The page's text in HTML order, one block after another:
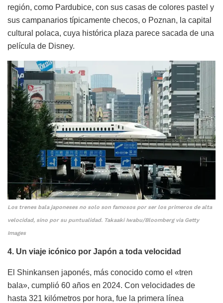
región, como Pardubice, con sus casas de colores pastel y
sus campanarios típicamente checos, o Poznan, la capital
cultural polaca, cuya histórica plaza parece sacada de una
película de Disney.
Los trenes bala japoneses no solo son famosos por ser los primeros de alta
velocidad, sino por su puntualidad. Takaaki Iwabu/Bloomberg via Getty
Images
4. Un viaje icónico por Japón a toda velocidad
El Shinkansen japonés, más conocido como el «tren
bala», cumplió 60 años en 2024. Con velocidades de
hasta 321 kilómetros por hora, fue la primera línea